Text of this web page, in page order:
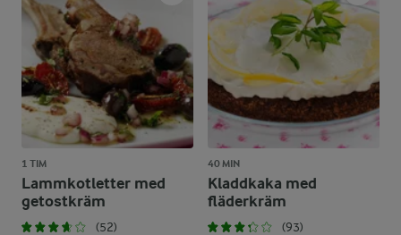
1 TIM
Lammkotletter med
getostkräm
(52)
40 MIN
Kladdkaka med
fläderkräm
(93)